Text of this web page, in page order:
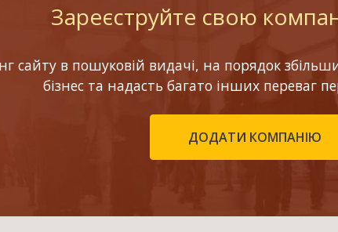
Зареєструйте свою
в пошуковій видачі, на порядок
бізнес та надасть багато інших переваг
ДОДАТИ КОМПАНІЮ